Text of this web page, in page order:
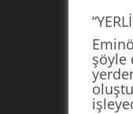
şöyle